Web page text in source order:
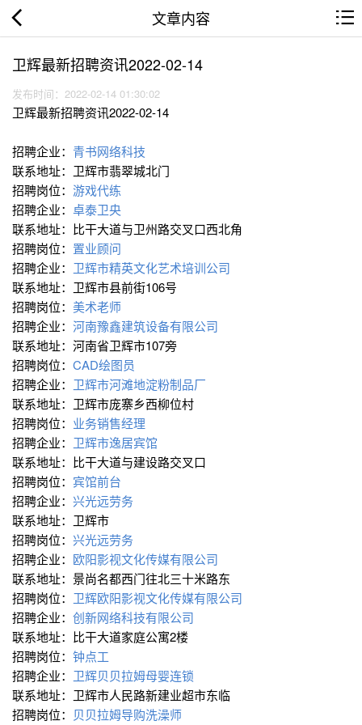
文章内容
卫辉最新招聘资讯2022-02-14
发布时间：2022-02-14 01:30:02
卫辉最新招聘资讯2022-02-14
招聘企业： 青书网络科技
联系地址：卫辉市翡翠城北门
招聘岗位： 游戏代练
招聘企业： 卓泰卫央
联系地址：比干大道与卫州路交叉口西北角
招聘岗位： 置业顾问
招聘企业： 卫辉市精英文化艺术培训公司
联系地址：卫辉市县前街106号
招聘岗位： 美术老师
招聘企业： 河南豫鑫建筑设备有限公司
联系地址：河南省卫辉市107旁
招聘岗位： CAD绘图员
招聘企业： 卫辉市河滩地淀粉制品厂
联系地址：卫辉市庞寨乡西柳位村
招聘岗位： 业务销售经理
招聘企业： 卫辉市逸居宾馆
联系地址：比干大道与建设路交叉口
招聘岗位： 宾馆前台
招聘企业： 兴光远劳务
联系地址：卫辉市
招聘岗位： 兴光远劳务
招聘企业： 欧阳影视文化传媒有限公司
联系地址：景尚名都西门往北三十米路东
招聘岗位： 卫辉欧阳影视文化传媒有限公司
招聘企业： 创新网络科技有限公司
联系地址：比干大道家庭公寓2楼
招聘岗位： 钟点工
招聘企业： 卫辉贝贝拉姆母婴连锁
联系地址：卫辉市人民路新建业超市东临
招聘岗位： 贝贝拉姆导购洗澡师